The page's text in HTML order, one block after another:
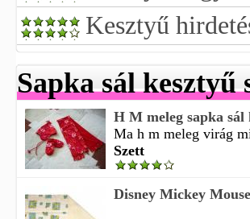
Kesztyű
Sapka sál kesztyű
H M meleg sapka sál
Ma h m meleg virág
Szett
Disney Mickey